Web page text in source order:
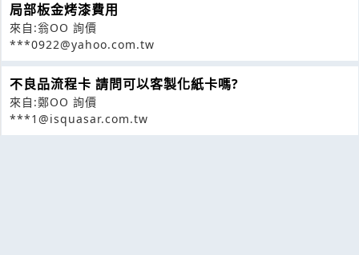
局部板金烤漆費用
來自:翁OO 詢價
***0922@yahoo.com.tw
不良品流程卡 請問可以客製化紙卡嗎?
來自:鄭OO 詢價
***1@isquasar.com.tw